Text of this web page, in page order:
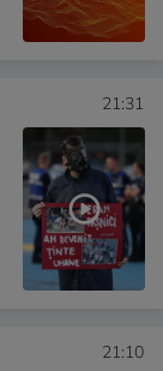
21:31
21:10